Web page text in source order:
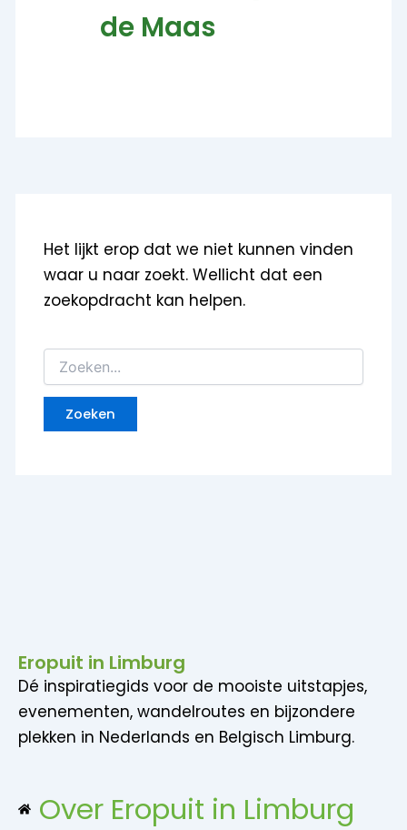
de Maas
Het lijkt erop dat we niet kunnen vinden
waar u naar zoekt. Wellicht dat een
zoekopdracht kan helpen.
Eropuit in Limburg
Dé inspiratiegids voor de mooiste uitstapjes,
evenementen, wandelroutes en bijzondere
plekken in Nederlands en Belgisch Limburg.
Over Eropuit in Limburg